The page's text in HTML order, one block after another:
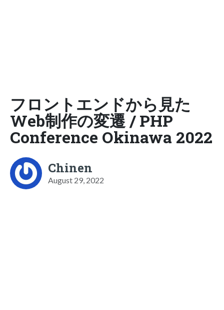
フロントエンドから見た
Web制作の変遷 / PHP
Conference Okinawa 2022
Chinen
August 29, 2022